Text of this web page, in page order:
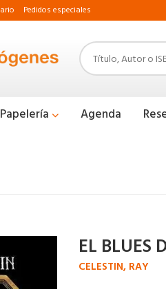
Pedidos especiales
Papelería Agenda
EL BLUES
CELESTIN, RAY